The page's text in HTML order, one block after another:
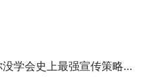
上最强宣传策略：软文推广！